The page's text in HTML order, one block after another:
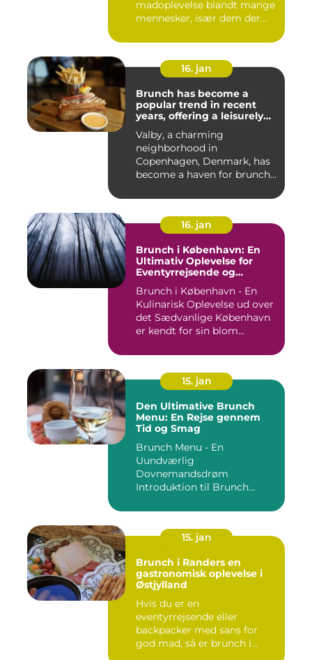
madoplevelse blandt mange
mennesker, især dem der
16. jan
Brunch has become a
popular trend in recent
years, offering a leisurely
the day
Valby, a charming
neighborhood in
Copenhagen, Denmark, has
become a haven for brunch
16. jan
Brunch i København: En
Ultimativ Oplevelse for
Eventyrrejsende og
Brunch i København - En
Kulinarisk Oplevelse ud over
det Sædvanlige København
er kendt for sin blom...
15. jan
Den Ultimative Brunch
Menu: En Rejse gennem
Tid og Smag
Brunch Menu - En
Uundværlig
Dovnemandsdrøm
Introduktion til Brunch
15. jan
Brunch i Randers en
gastronomisk oplevelse i
Østjylland
Hvis du er en
eventyrrejsende eller
backpacker med sans for
god mad, så er brunch i